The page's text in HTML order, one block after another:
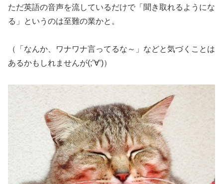
ただ英語の音声を流しているだけで「聞き取れるようにな
る」というのは至難の業かと。
（「なんか、ワナワナ言ってるな～」などと気づくことは
あるかもしれませんが(;’∀’)）